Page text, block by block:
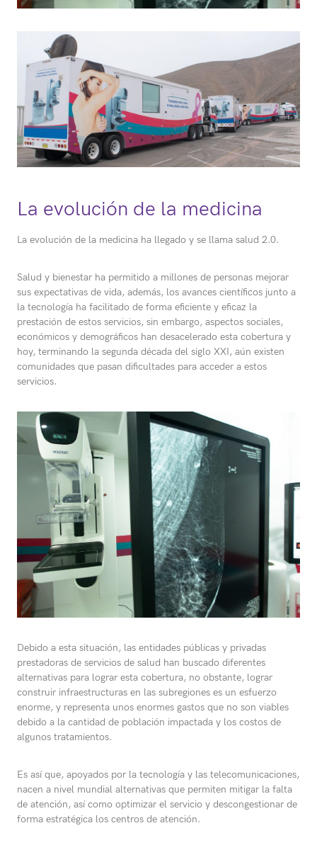
La evolución de la medicina
La evolución de la medicina ha llegado y se llama salud 2.0.
Salud y bienestar ha permitido a millones de personas mejorar
sus expectativas de vida, además, los avances científicos junto a
la tecnología ha facilitado de forma eficiente y eficaz la
prestación de estos servicios, sin embargo, aspectos sociales,
económicos y demográficos han desacelerado esta cobertura y
hoy, terminando la segunda década del siglo XXI, aún existen
comunidades que pasan dificultades para acceder a estos
servicios.
Debido a esta situación, las entidades públicas y privadas
prestadoras de servicios de salud han buscado diferentes
alternativas para lograr esta cobertura, no obstante, lograr
construir infraestructuras en las subregiones es un esfuerzo
enorme, y representa unos enormes gastos que no son viables
debido a la cantidad de población impactada y los costos de
algunos tratamientos.
Es así que, apoyados por la tecnología y las telecomunicaciones,
nacen a nivel mundial alternativas que permiten mitigar la falta
de atención, así como optimizar el servicio y descongestionar de
forma estratégica los centros de atención.